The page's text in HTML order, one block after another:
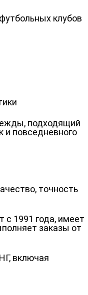
клубов
подходящий
и повседневного
точность
с 1991 года, имеет
заказы от
включая